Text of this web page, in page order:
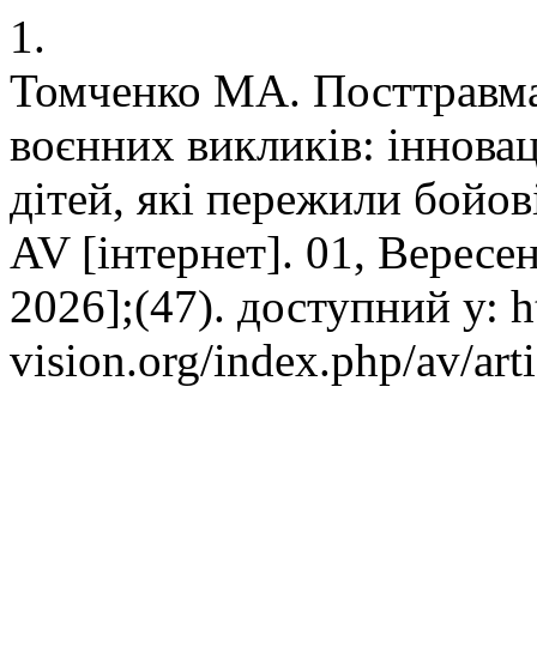
1.
Томченко МА.
воєнних викликів:
дітей, які пережили
AV [інтернет]. 01,
2026];(47). доступний у:
vision.org/index.php/av/